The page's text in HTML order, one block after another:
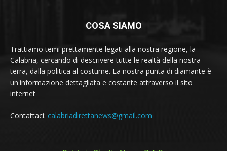
COSA SIAMO
Trattiamo temi prettamente legati alla nostra regione, la
Calabria, cercando di descrivere tutte le realtà della nostra
terra, dalla politica al costume. La nostra punta di diamante è
un'informazione dettagliata e costante attraverso il sito
internet
Contattaci: calabriadirettanews@gmail.com